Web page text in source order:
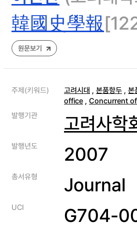
韓國史學報
원문보기
주제(키워드) 고려시대 , 본품항두 , 본
office , Concurrent
발행기관
고려사학
발행년도 2007
총서유형 Journal
UCI G704-